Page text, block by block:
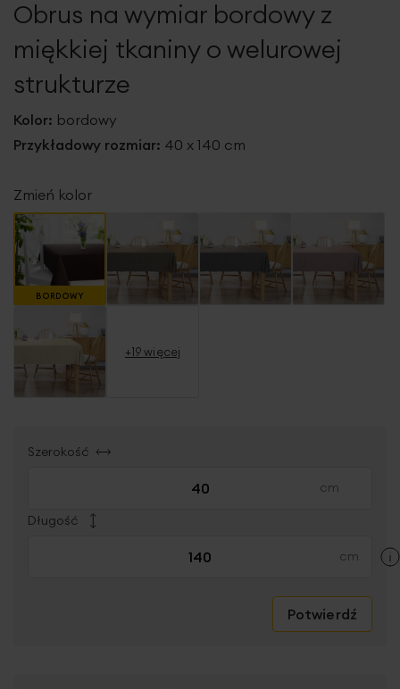
galeriiObrus na wymiar bordowy z
miękkiej tkaniny o welurowej
strukturze
Kolor: bordowy
Przykładowy rozmiar: 40 x 140 cm
Zmień kolor
BORDOWY
+19 więcej
Szerokość
Długość
Potwierdź